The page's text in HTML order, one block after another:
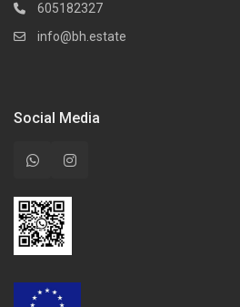
605182327
info@bh.estate
Social Media